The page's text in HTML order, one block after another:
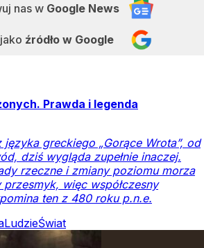
nas w Google News
źródło w Google
Prawda i legenda
greckiego „Gorące Wrota”, od
dziś wygląda zupełnie inaczej.
rzeczne i zmiany poziomu morza
przesmyk, więc współczesny
ten z 480 roku p.n.e.
LudzieŚwiat